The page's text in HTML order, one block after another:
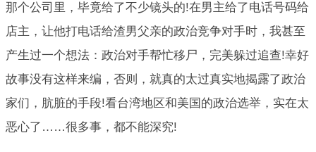
那个公司里，毕竟给了不少镜头的!在男主给了电话号码给
店主，让他打电话给渣男父亲的政治竞争对手时，我甚至
产生过一个想法：政治对手帮忙移尸，完美躲过追查!幸好
故事没有这样来编，否则，就真的太过真实地揭露了政治
家们，肮脏的手段!看台湾地区和美国的政治选举，实在太
恶心了……很多事，都不能深究!